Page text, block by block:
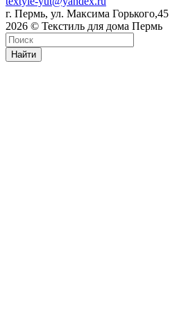
г. Пермь, ул. Максима Горького,45
2026 © Текстиль для дома Пермь
Найти